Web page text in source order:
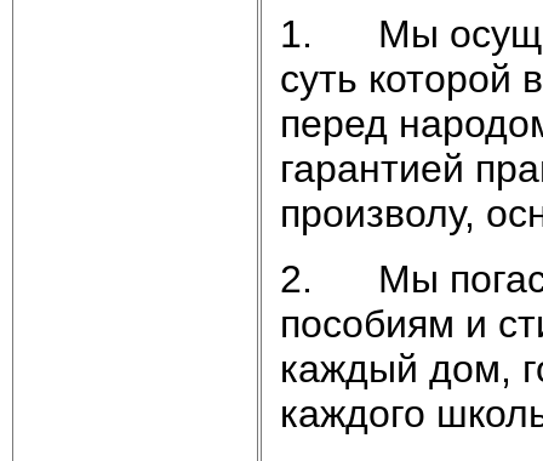
1. Мы
суть которой
перед
гарантией
произволу,
2. Мы
пособиям и
каждый дом,
каждого